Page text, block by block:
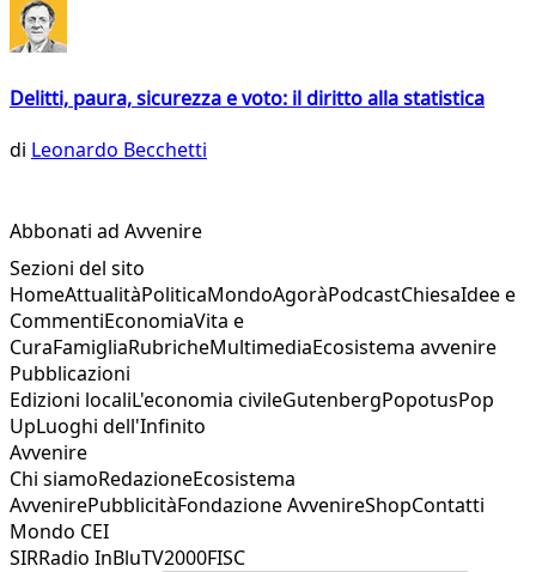
Delitti, paura, sicurezza e voto: il diritto alla statistica
di Leonardo Becchetti
Abbonati ad Avvenire
Sezioni del sito
HomeAttualitàPoliticaMondoAgoràPodcastChiesaIdee e
CommentiEconomiaVita e
CuraFamigliaRubricheMultimediaEcosistema avvenire
Pubblicazioni
Edizioni localiL'economia civileGutenbergPopotusPop
UpLuoghi dell'Infinito
Avvenire
Chi siamoRedazioneEcosistema
AvvenirePubblicitàFondazione AvvenireShopContatti
Mondo CEI
SIRRadio InBluTV2000FISC